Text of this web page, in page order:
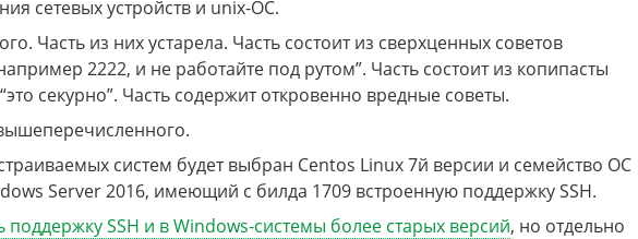
сетевых устройств и unix-ОС.
Часть из них устарела. Часть состоит из сверхценных советов
2222, и не работайте под рутом”. Часть состоит из копипасты
секурно”. Часть содержит откровенно вредные советы.
систем будет выбран Centos Linux 7й версии и семейство ОС
Server 2016, имеющий с билда 1709 встроенную поддержку SSH.
поддержку SSH и в Windows-системы более старых версий, но отдельно